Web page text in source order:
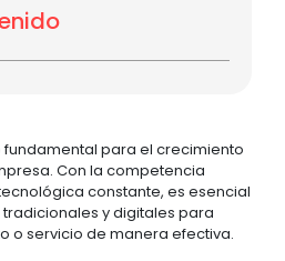
fundamental para el crecimiento
Con la competencia
constante, es esencial
y digitales para
o servicio de manera efectiva.